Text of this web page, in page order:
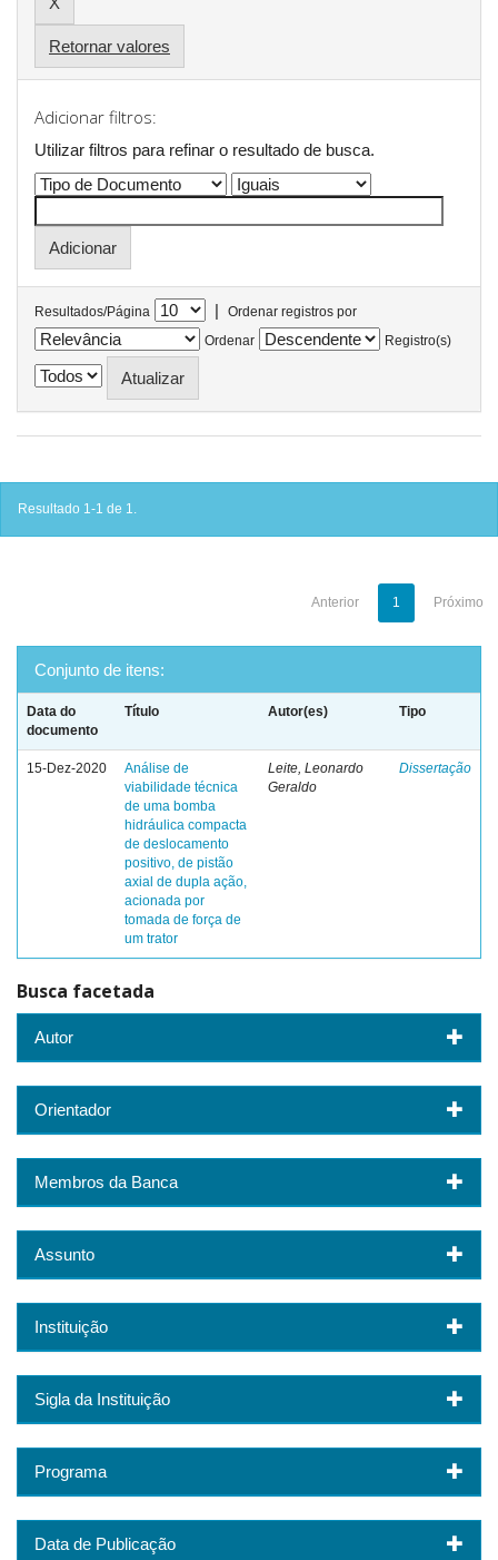
Retornar valores
Adicionar filtros:
Utilizar filtros para refinar o resultado de busca.
Resultados/Página |
Ordenar registros por
Ordenar
Registro(s)
Resultado 1-1 de 1.
Anterior 1 Próximo
Conjunto de itens:
Data do
documento
Título Autor(es) Tipo
15-Dez-2020
Análise de
viabilidade técnica
de uma bomba
hidráulica compacta
de deslocamento
positivo, de pistão
axial de dupla ação,
acionada por
tomada de força de
um trator
Leite, Leonardo
Geraldo
Dissertação
Busca facetada
Autor
Orientador
Membros da Banca
Assunto
Instituição
Sigla da Instituição
Programa
Data de Publicação